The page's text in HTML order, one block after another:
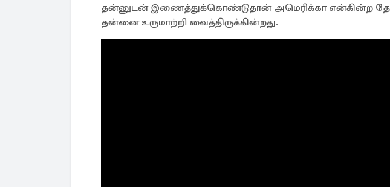
தன்னுடன் இணைத்துக்கொண்டுதான் அமெரிக்கா என்கின்ற
தன்னை உருமாற்றி வைத்திருக்கின்றது.